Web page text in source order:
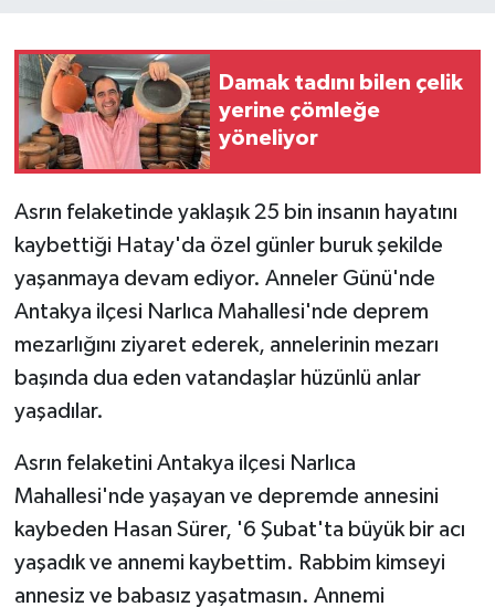
Damak tadını bilen çelik
yerine çömleğe
yöneliyor
Asrın felaketinde yaklaşık 25 bin insanın hayatını
kaybettiği Hatay'da özel günler buruk şekilde
yaşanmaya devam ediyor. Anneler Günü'nde
Antakya ilçesi Narlıca Mahallesi'nde deprem
mezarlığını ziyaret ederek, annelerinin mezarı
başında dua eden vatandaşlar hüzünlü anlar
yaşadılar.
Asrın felaketini Antakya ilçesi Narlıca
Mahallesi'nde yaşayan ve depremde annesini
kaybeden Hasan Sürer, '6 Şubat'ta büyük bir acı
yaşadık ve annemi kaybettim. Rabbim kimseyi
annesiz ve babasız yaşatmasın. Annemi
Teknoloji
Yaşam